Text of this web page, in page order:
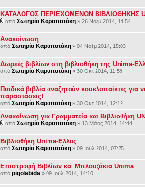
ΚΑΤΑΛΟΓΟΣ ΠΕΡΙΕΧΟΜΕΝΩΝ ΒΙΒΛΙΟΘΗΚΗΣ
από Σωτηρία Καραπατάκη » 26 Νοέμ 2014, 14:54
Ανακοίνωση
από Σωτηρία Καραπατάκη » 04 Νοέμ 2014, 15:03
Δωρεές βιβλίων στη βιβλιοθήκη της Unima-
από Σωτηρία Καραπατάκη » 30 Οκτ 2014, 11:59
Παιδικά βιβλία αναζητούν κουκλοπαίκτες για
παραστάσεις!
από Σωτηρία Καραπατάκη » 30 Οκτ 2014, 12:12
Ανακοίνωση για Γραμματεία και Βιβλιοθήκη
από Σωτηρία Καραπατάκη » 13 Μάιος 2014, 14:44
Βιβλιοθήκη Unima-Ελλας
από Σωτηρία Καραπατάκη » 09 Ιούλ 2014, 07:25
Επιστροφή Βιβλίων και Μπλουζάκια Unima
από pigolabida » 09 Ιούλ 2014, 14:10